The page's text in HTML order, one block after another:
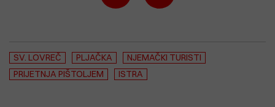
SV. LOVREČ PLJAČKA
NJEMAČKI TURISTI
PRIJETNJA PIŠTOLJEM
ISTRA